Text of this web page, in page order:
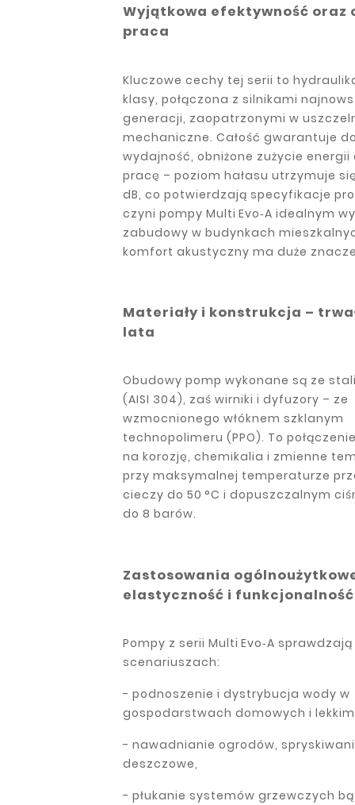
Wyjątkowa efektywność oraz
praca
Kluczowe cechy tej serii to
klasy, połączona z silnikami
generacji, zaopatrzonymi w
mechaniczne. Całość gwarantuje
wydajność, obniżone zużycie
pracę – poziom hałasu utrzymuje
dB, co potwierdzają specyfikacje
czyni pompy Multi Evo‑A idealnym
zabudowy w budynkach
komfort akustyczny ma duże
Materiały i konstrukcja –
lata
Obudowy pomp wykonane są ze
(AISI 304), zaś wirniki i dyfuzory – ze
wzmocnionego włóknem szklanym
technopolimeru (PPO). To
na korozję, chemikalia i zmienne
przy maksymalnej temperaturze
cieczy do 50 °C i dopuszczalnym
do 8 barów.
Zastosowania
elastyczność i funkcjonalność
Pompy z serii Multi Evo‑A
scenariuszach:
- podnoszenie i dystrybucja wody w
gospodarstwach domowych i
- nawadnianie ogrodów,
deszczowe,
- płukanie systemów grzewczych